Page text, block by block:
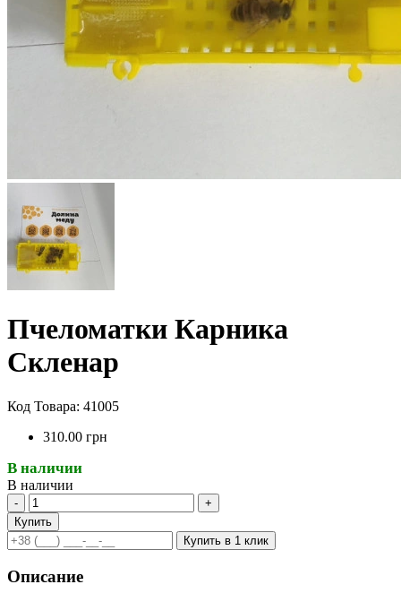
Пчеломатки Карника
Скленар
Код Товара: 41005
310.00 грн
В наличии
В наличии
-
+
Купить
Купить в 1 клик
Описание